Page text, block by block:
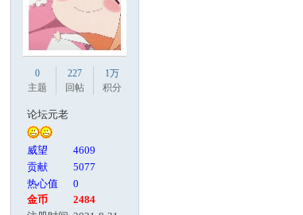
0
主题
227
回帖
1万
积分
论坛元老
威望
4609
贡献
5077
热心值
0
金币
2484